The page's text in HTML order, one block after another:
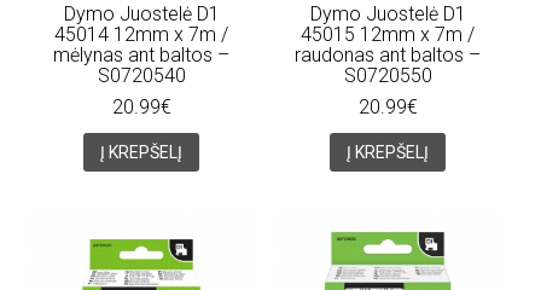
Dymo Juostelė D1
45014 12mm x 7m /
mėlynas ant baltos –
S0720540
20.99€
Į KREPŠELĮ
Dymo Juostelė D1
45015 12mm x 7m /
raudonas ant baltos –
S0720550
20.99€
Į KREPŠELĮ